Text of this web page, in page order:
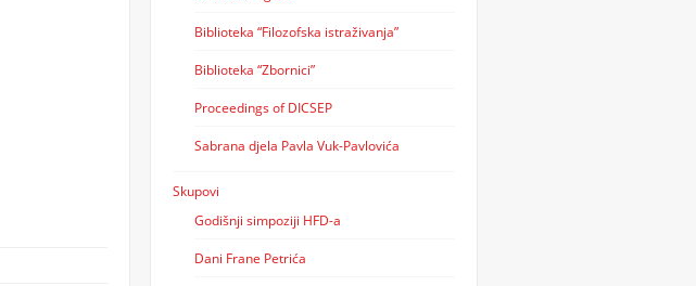
Biblioteka “Filozofska istraživanja”
Biblioteka “Zbornici”
Proceedings of DICSEP
Sabrana djela Pavla Vuk-Pavlovića
Skupovi
Godišnji simpoziji HFD-a
Dani Frane Petrića